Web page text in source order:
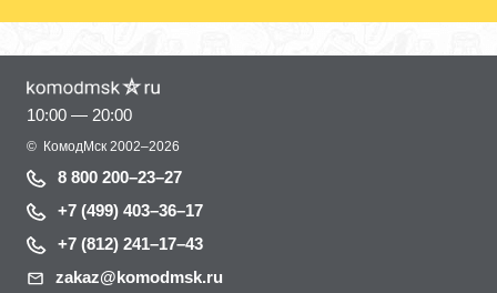
10:00 — 20:00
© КомодМск 2002–2026
8 800 200–23–27
+7 (499) 403–36–17
+7 (812) 241–17–43
zakaz@komodmsk.ru